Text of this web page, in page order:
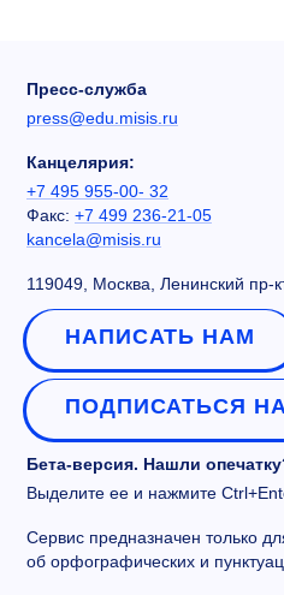
Пресс-служба
press@edu.misis.ru
Канцелярия:
+7 495 955-00- 32
Факс: +7 499 236-21-05
kancela@misis.ru
119049, Москва, Ленинский пр-
НАПИСАТЬ НАМ
ПОДПИСАТЬСЯ
Бета-версия. Нашли
Выделите ее и нажмите
Сервис предназначен только
об орфографических и